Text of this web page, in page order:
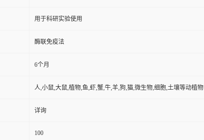
用于科研实验使用
酶联免疫法
6个月
人,小鼠,大鼠,植物,鱼,虾,蟹,牛,羊,狗,猫,微生物,细胞,土壤等动植物
详询
100